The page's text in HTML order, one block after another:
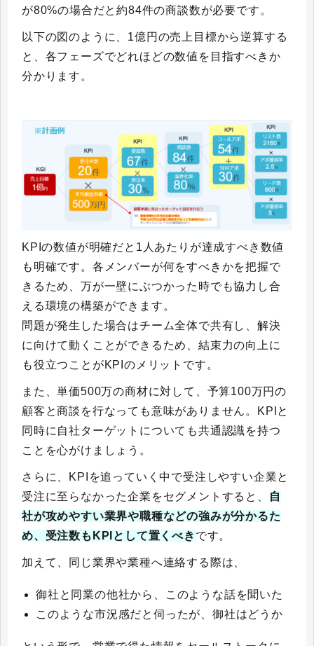
が80%の場合だと約84件の商談数が必要です。
以下の図のように、1億円の売上目標から逆算する
と、各フェーズでどれほどの数値を目指すべきか
分かります。
KPIの数値が明確だと1人あたりが達成すべき数値
も明確です。各メンバーが何をすべきかを把握で
きるため、万が一壁にぶつかった時でも協力し合
える環境の構築ができます。
問題が発生した場合はチーム全体で共有し、解決
に向けて動くことができるため、結束力の向上に
も役立つことがKPIのメリットです。
また、単価500万の商材に対して、予算100万円の
顧客と商談を行なっても意味がありません。KPIと
同時に自社ターゲットについても共通認識を持つ
ことを心がけましょう。
さらに、KPIを追っていく中で受注しやすい企業と
受注に至らなかった企業をセグメントすると、
自
社が攻めやすい業界や職種などの強みが分かるた
め、受注数もKPIとして置くべき です。
加えて、同じ業界や業種へ連絡する際は、
御社と同業の他社から、このような話を聞いた
このような市況感だと伺ったが、御社はどうか